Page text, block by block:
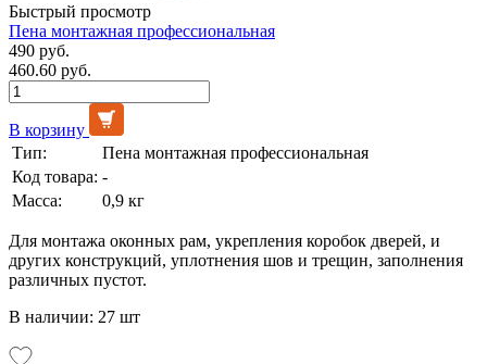
Быстрый просмотр
Пена монтажная профессиональная
490 руб.
460.60 руб.
В корзину
Тип:
Пена монтажная профессиональная
Код товара: -
Масса:
0,9 кг
Для монтажа оконных рам, укрепления коробок дверей, и
других конструкций, уплотнения шов и трещин, заполнения
различных пустот.
В наличии: 27 шт